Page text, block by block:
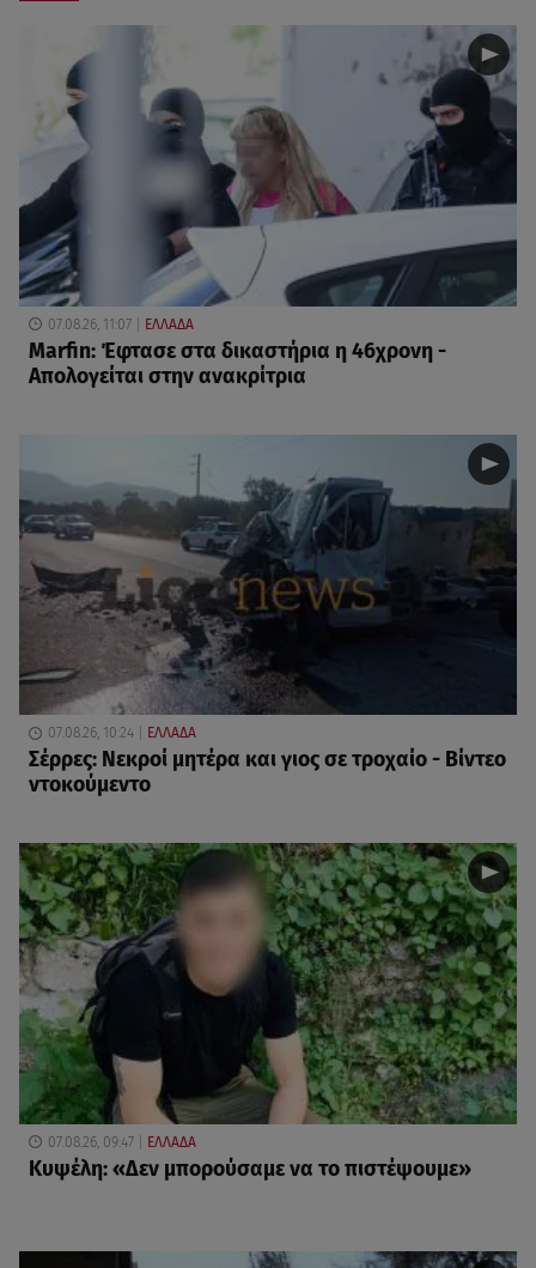
07.08.26, 11:07 ΕΛΛΑΔΑ
Marfin: Έφτασε στα δικαστήρια η 46χρονη -
Απολογείται στην ανακρίτρια
07.08.26, 10:24 ΕΛΛΑΔΑ
Σέρρες: Νεκροί μητέρα και γιος σε τροχαίο - Βίντεο
ντοκούμεντο
07.08.26, 09:47 ΕΛΛΑΔΑ
Κυψέλη: «Δεν μπορούσαμε να το πιστέψουμε»